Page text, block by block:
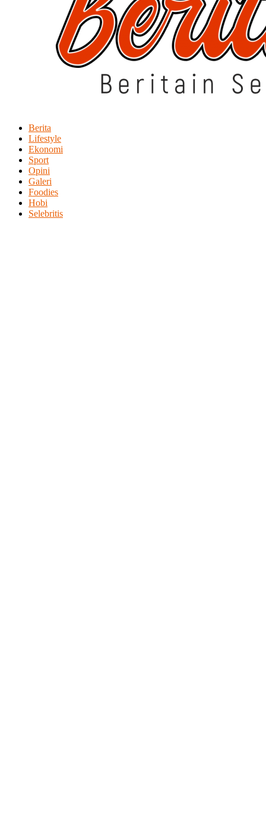
Berita
Lifestyle
Ekonomi
Sport
Opini
Galeri
Foodies
Hobi
Selebritis